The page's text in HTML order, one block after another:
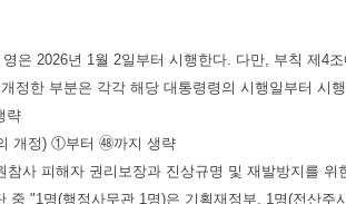
은 2026년 1월 2일부터 시행한다. 다만, 부칙 제4
정한 부분은 각각 해당 대통령령의 시행일부터 시
략
개정) ①부터 ㊽까지 생략
참사 피해자 권리보장과 진상규명 및 재발방지를
중 "1명(행정사무관 1명)은 기획재정부, 1명(전산